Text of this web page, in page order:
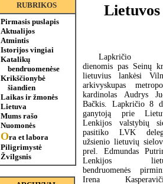
RUBRIKOS
Pirmasis puslapis
Aktualijos
Atmintis
Istorijos vingiai
Katalikų
bendruomenėse
Krikščionybė
šiandien
Laikas ir žmonės
Lietuva
Mums rašo
Nuomonės
Ora et labora
Piligrimystė
Žvilgsnis
Lietuvos
Lapkričio
dienomis pas Seinų
lietuvius lankėsi
arkivyskupas
kardinolas Audrys
Bačkis. Lapkričio 8
ganytoją prie
Lenkijos valstybių
pasitiko LVK
užsienio lietuvių
prel. Edmundas
Lenkijos
bendruomenės
Irena